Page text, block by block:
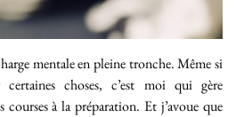
mentale en pleine tronche. Même si
choses, c’est moi qui gère
courses à la préparation. Et j’avoue que